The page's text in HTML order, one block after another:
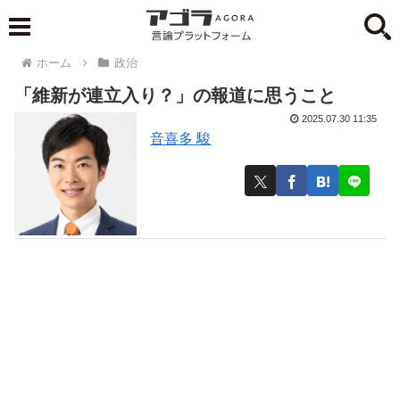
ホーム 政治
「維新が連立入り？」の報道に思うこと
音喜多 駿
2025.07.30 11:35